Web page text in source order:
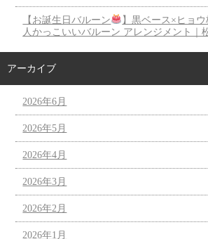
【お誕生日バルーン 】黒ベース×ヒョ
人かっこいいバルーン アレンジメント｜
アーカイブ
2026年6月
2026年5月
2026年4月
2026年3月
2026年2月
2026年1月